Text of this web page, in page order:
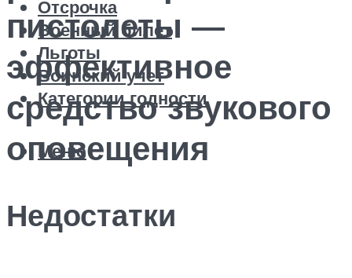
Отсрочка
Военный билет
Льготы
Воинский учет
Категории годности
Меню
пистолеты —
эффективное
средство звукового
оповещения
Недостатки